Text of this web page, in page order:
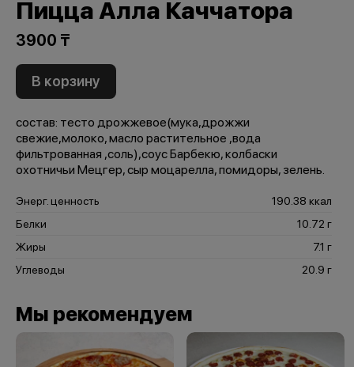
Пицца Алла Каччатора
3900 ₸
В корзину
состав: тесто дрожжевое(мука,дрожжи
свежие,молоко, масло растительное ,вода
фильтрованная ,соль),соус Барбекю, колбаски
охотничьи Мецгер, сыр моцарелла, помидоры, зелень.
Энерг. ценность
190.38 ккал
Белки
10.72 г
Жиры
7.1 г
Углеводы
20.9 г
Мы рекомендуем